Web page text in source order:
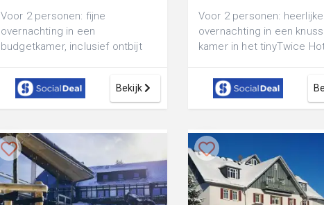
Voor 2 personen: fijne
overnachting in een
budgetkamer, inclusief ontbijt
sterren Hotel Residenz...
Bekijk
Voor 2 personen: heerlijke
overnachting in een
kamer in het tinyTwice